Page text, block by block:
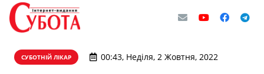
СУБОТНІЙ ЛІКАР 00:43, Неділя, 2 Жовтня, 2022